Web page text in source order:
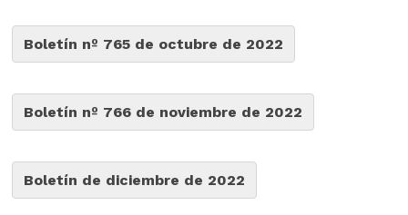
Boletín nº 765 de octubre de 2022
Boletín nº 766 de noviembre de 2022
Boletín de diciembre de 2022